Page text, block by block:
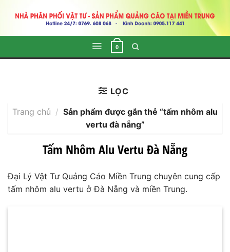
0
Tấm Nhôm Alu Vertu Đà Nẵng
Trang chủ / Sản phẩm được gắn thẻ “tấm nhôm alu
vertu đà nẵng”
LỌC
Đại Lý Vật Tư Quảng Cáo Miền Trung chuyên cung cấp
tấm nhôm alu vertu ở Đà Nẵng và miền Trung.